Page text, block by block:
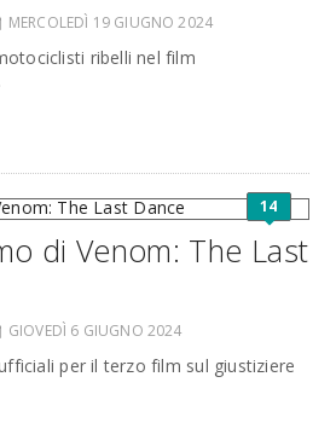
MERCOLEDÌ 19 GIUGNO 2024
ribelli nel film
14
di Venom: The Last
GIOVEDÌ 6 GIUGNO 2024
per il terzo film sul giustiziere